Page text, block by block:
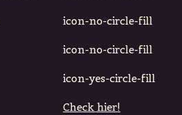
icon-no-circle-fill
icon-no-circle-fill
icon-yes-circle-fill
Check hier!